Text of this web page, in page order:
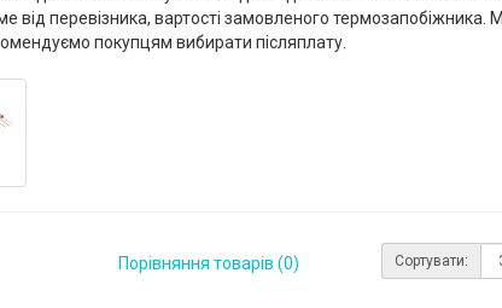
від перевізника, вартості замовленого термозапобіжника.
покупцям вибирати післяплату.
Порівняння товарів (0) Сортувати: